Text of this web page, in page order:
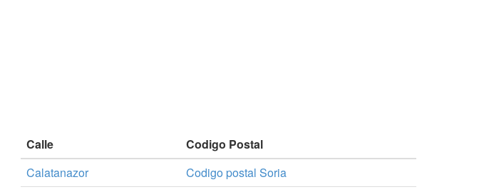
Calle
Codigo Postal
Calatanazor
Codigo postal Soria